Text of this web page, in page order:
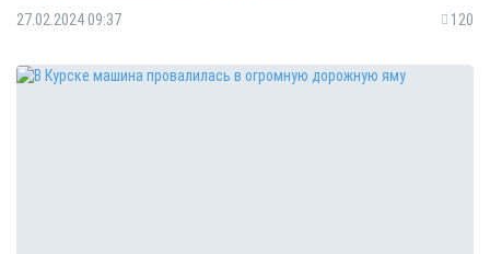
27.02.2024 09:37 120